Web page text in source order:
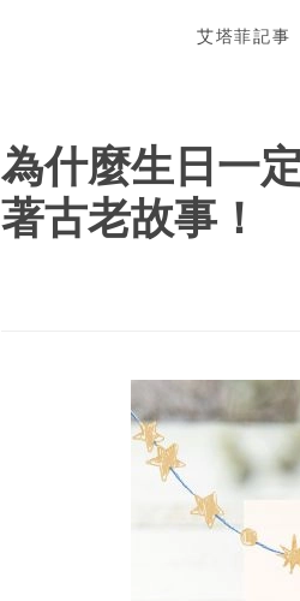
艾塔菲記事
為什麼生日一
著古老故事！